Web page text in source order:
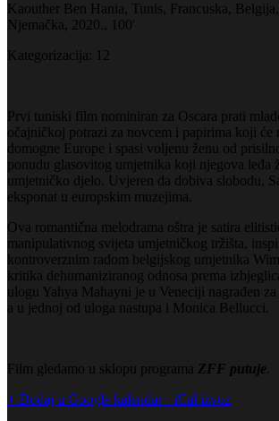
Kaouther Ben Hania, Tunis, Francuska,
Njemačka, 2020., 100′
Kategorizacija: 12
Prvi tuniski film nominiran za Oscara prati
očajničkoj potrazi za novcem i papirima koji će
domogne Europe i spasi voljenu ženu od
ponudu glasovitog umjetnika koji njegova leđa
umjetničko djelo. Uvjeren da dobiva slobodu,
eksponat u europskim muzejima.
Ova romantična melodrama oštra je satira
manipulativnog svijeta umjetničkog tržišta,
kontroverznim radom belgijskog umjetnika
kritika dehumaniziranog odnosa prema
ulogu Yahya Mahayni je u Veneciji nagrađen
a u jednoj od uloga nastupa i Monica Bellucci.
Film gledamo u sklopu programa ZFF putuje
+ Dodaj u Google kalendar+ iCal izvoz